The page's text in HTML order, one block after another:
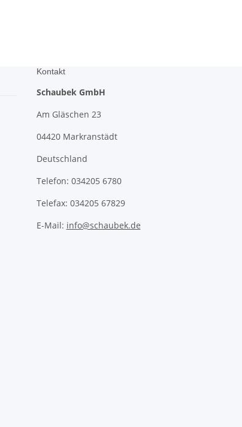
Kontakt
Schaubek GmbH
Am Gläschen 23
04420 Markranstädt
Deutschland
Telefon: 034205 6780
Telefax: 034205 67829
E-Mail: info@schaubek.de